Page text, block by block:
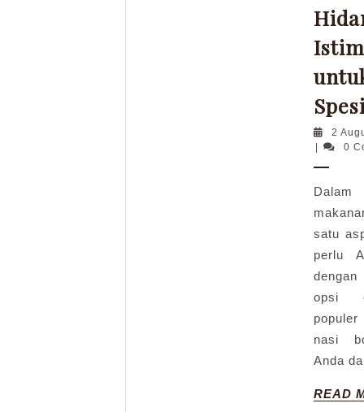
2
admin0
satu
perlu
dengan
opsi
nasi
Anda
READ